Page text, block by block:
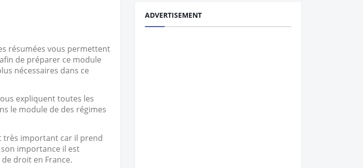
résumées vous permettent
de préparer ce module
nécessaires dans ce
expliquent toutes les
le module de des régimes
très important car il prend
importance il est
droit en France.
ADVERTISEMENT